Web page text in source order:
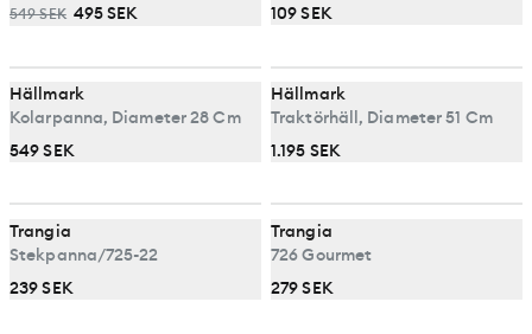
549 SEK 495 SEK
109 SEK
Hällmark
Kolarpanna, Diameter 28 Cm
549 SEK
Hällmark
Traktörhäll, Diameter 51 Cm
1.195 SEK
Trangia
Stekpanna/725-22
239 SEK
Trangia
726 Gourmet
279 SEK